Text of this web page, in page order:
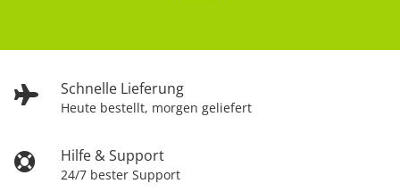
Schnelle Lieferung
Heute bestellt, morgen geliefert
Hilfe & Support
24/7 bester Support